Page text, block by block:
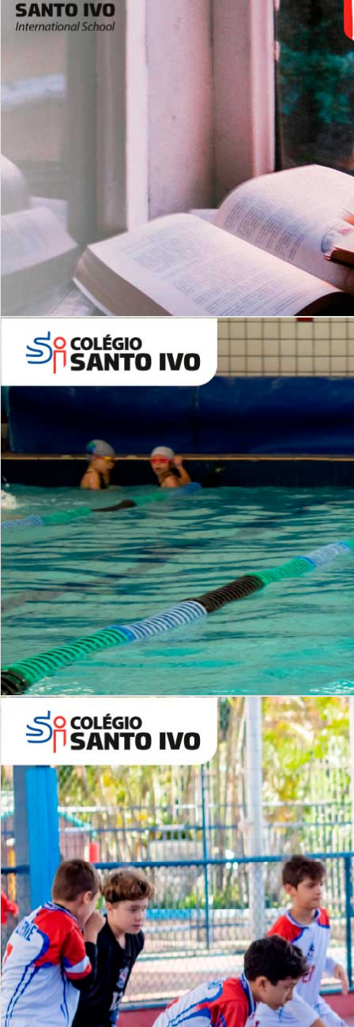
Leituras Literárias
Período Integral | Saiba mais
es
Com imersão Bilingue - Anos
Finais
6º AO 9º ANO FUNDAMENTAL
Inglês: Turmas Reduzidas
(Proficiência)
ALUNOS NOVOS
Entre em Contato
INSTITUCIONAL
Lista de vídeos
NOSSOCANAL